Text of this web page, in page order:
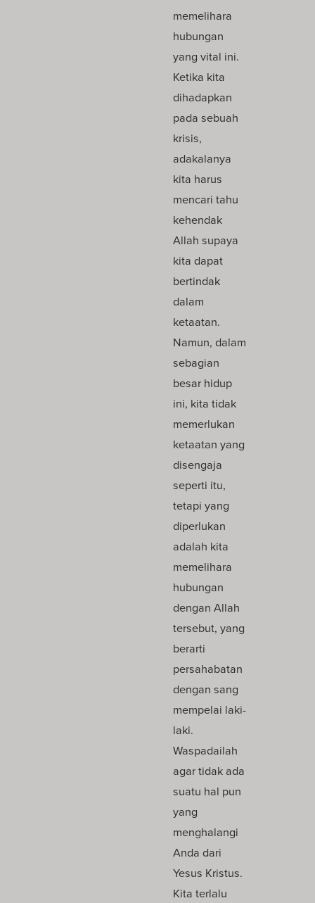
memelihara
hubungan
yang vital ini.
Ketika kita
dihadapkan
pada sebuah
krisis,
adakalanya
kita harus
mencari tahu
kehendak
Allah supaya
kita dapat
bertindak
dalam
ketaatan.
Namun, dalam
sebagian
besar hidup
ini, kita tidak
memerlukan
ketaatan yang
disengaja
seperti itu,
tetapi yang
diperlukan
adalah kita
memelihara
hubungan
dengan Allah
tersebut, yang
berarti
persahabatan
dengan sang
mempelai laki-
laki.
Waspadailah
agar tidak ada
suatu hal pun
yang
menghalangi
Anda dari
Yesus Kristus.
Kita terlalu